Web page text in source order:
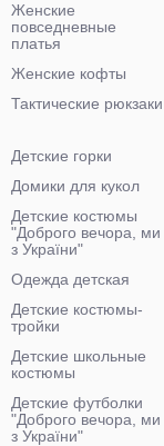
Женские
повседневные
платья
Женские кофты
Тактические рюкзаки
Детские горки
Домики для кукол
Детские костюмы
"Доброго вечора, ми
з України"
Одежда детская
Детские костюмы-
тройки
Детские школьные
костюмы
Детские футболки
"Доброго вечора, ми
з України"